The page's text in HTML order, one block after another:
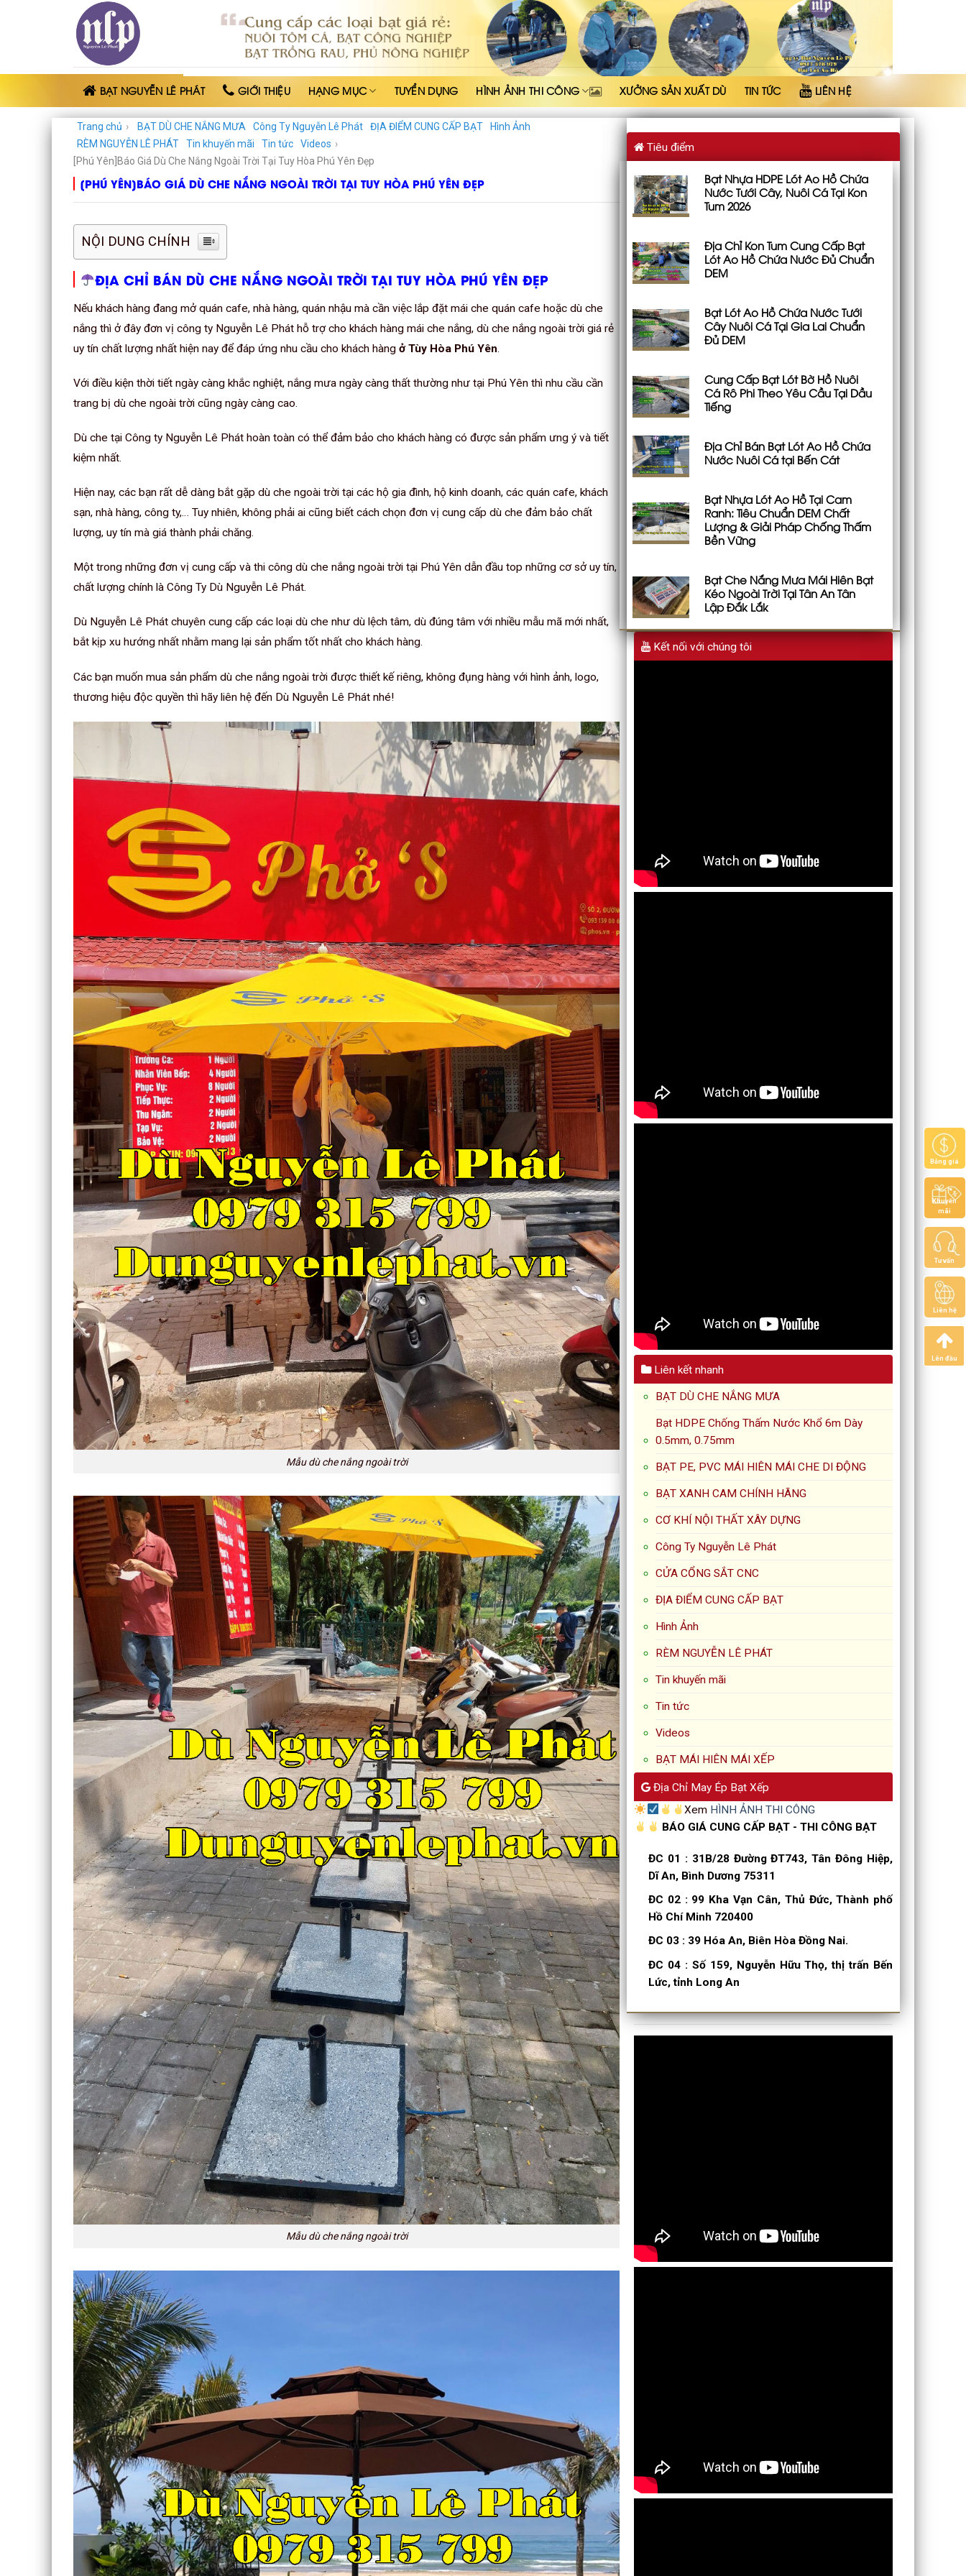
PHÁT
BẠT NGUYỄN LÊ PHÁT GIỚI THIỆU HẠNG MỤC TUYỂN DỤNG HÌNH ẢNH THI CÔNG XƯỞNG SẢN XUẤT DÙ TIN TỨC LIÊN HỆ
Trang chủ › BẠT DÙ CHE NẮNG MƯA Công Ty Nguyễn Lê Phát ĐỊA ĐIỂM CUNG CẤP BẠT
Hình Ảnh
RÈM NGUYỄN LÊ PHÁT
Tin khuyến mãi Tin tức Videos ›
[Phú Yên]Báo Giá Dù Che Nắng Ngoài Trời Tại Tuy Hòa Phú Yên Đẹp
[PHÚ YÊN]BÁO GIÁ DÙ CHE NẮNG NGOÀI TRỜI TẠI TUY HÒA PHÚ YÊN ĐẸP
NỘI DUNG CHÍNH
ĐỊA CHỈ BÁN DÙ CHE NẮNG NGOÀI TRỜI TẠI TUY HÒA PHÚ YÊN ĐẸP
Nếu khách hàng đang mở quán cafe, nhà hàng, quán nhậu mà cần việc lắp đặt mái che quán cafe hoặc dù che
nắng thì ở đây đơn vị công ty Nguyễn Lê Phát hỗ trợ cho khách hàng mái che nắng, dù che nắng ngoài trời giá rẻ
uy tín chất lượng nhất hiện nay để đáp ứng nhu cầu cho khách hàng ở Tùy Hòa Phú Yên
Với điều kiện thời tiết ngày càng khắc nghiệt, nắng mưa ngày càng thất thường như tại Phú Yên thì nhu cầu cần
trang bị dù che ngoài trời cũng ngày càng cao.
Dù che tại Công ty Nguyễn Lê Phát hoàn toàn có thể đảm bảo cho khách hàng có được sản phẩm ưng ý và tiết
kiệm nhất.
Hiện nay, các bạn rất dễ dàng bắt gặp dù che ngoài trời tại các hộ gia đình, hộ kinh doanh, các quán cafe, khách
sạn, nhà hàng, công ty,… Tuy nhiên, không phải ai cũng biết cách chọn đơn vị cung cấp dù che đảm bảo chất
lượng, uy tín mà giá thành phải chăng.
Một trong những đơn vị cung cấp và thi công dù che nắng ngoài trời tại Phú Yên dẫn đầu top những cơ sở uy tín,
chất lượng chính là Công Ty Dù Nguyễn Lê Phát.
Dù Nguyễn Lê Phát chuyên cung cấp các loại dù che như dù lệch tâm, dù đúng tâm với nhiều mẫu mã mới nhất,
bắt kịp xu hướng nhất nhằm mang lại sản phẩm tốt nhất cho khách hàng.
Các bạn muốn mua sản phẩm dù che nắng ngoài trời được thiết kế riêng, không đụng hàng với hình ảnh, logo,
thương hiệu độc quyền thì hãy liên hệ đến Dù Nguyễn Lê Phát nhé!
Mẫu dù che nắng ngoài trời
Mẫu dù che nắng ngoài trời
Tiêu điểm
Bạt Nhựa HDPE Lót Ao Hồ Chứa
Nước Tưới Cây, Nuôi Cá Tại Kon
Tum 2026
Địa Chỉ Kon Tum Cung Cấp Bạt
Lót Ao Hồ Chứa Nước Đủ Chuẩn
DEM
Bạt Lót Ao Hồ Chứa Nước Tưới
Cây Nuôi Cá Tại Gia Lai Chuẩn
Đủ DEM
Cung Cấp Bạt Lót Bờ Hồ Nuôi
Cá Rô Phi Theo Yêu Cầu Tại Dầu
Tiếng
Địa Chỉ Bán Bạt Lót Ao Hồ Chứa
Nước Nuôi Cá tại Bến Cát
Bạt Nhựa Lót Ao Hồ Tại Cam
Ranh: Tiêu Chuẩn DEM Chất
Lượng & Giải Pháp Chống Thấm
Bền Vững
Bạt Che Nắng Mưa Mái Hiên Bạt
Kéo Ngoài Trời Tại Tân An Tân
Lập Đắk Lắk
Kết nối với chúng tôi
Liên kết nhanh
BẠT DÙ CHE NẮNG MƯA
Bạt HDPE Chống Thấm Nước Khổ 6m Dày
0.5mm, 0.75mm
BẠT PE, PVC MÁI HIÊN MÁI CHE DI ĐỘNG
BẠT XANH CAM CHÍNH HÃNG
CƠ KHÍ NỘI THẤT XÂY DỰNG
Công Ty Nguyễn Lê Phát
CỬA CỔNG SẮT CNC
ĐỊA ĐIỂM CUNG CẤP BẠT
Hình Ảnh
RÈM NGUYỄN LÊ PHÁT
Tin khuyến mãi
Tin tức
Videos
BẠT MÁI HIÊN MÁI XẾP
Địa Chỉ May Ép Bạt Xếp
Xem HÌNH ẢNH THI CÔNG
BÁO GIÁ CUNG CẤP BẠT - THI CÔNG BẠT
ĐC 01 : 31B/28 Đường ĐT743, Tân Đông Hiệp,
Dĩ An, Bình Dương 75311
ĐC 02: 99 Kha Vạn Cân, Thủ Đức, Thành phố
Hồ Chí Minh 720400
ĐC 03 : 39 Hóa An, Biên Hòa Đồng Nai.
ĐC 04 : Số 159, Nguyễn Hữu Thọ, thị trấn Bến
Lức, tỉnh Long An
Bảng giá
Khuyến
mãi
Tư vấn
Liên hệ
Lên đầu